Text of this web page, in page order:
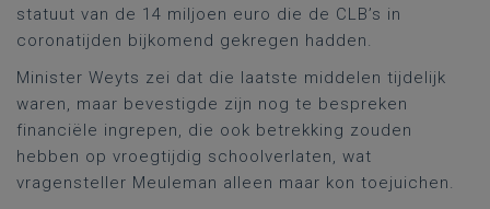
statuut van de 14 miljoen euro die de CLB’s in
coronatijden bijkomend gekregen hadden.
Minister Weyts zei dat die laatste middelen tijdelijk
waren, maar bevestigde zijn nog te bespreken
financiële ingrepen, die ook betrekking zouden
hebben op vroegtijdig schoolverlaten, wat
vragensteller Meuleman alleen maar kon toejuichen.